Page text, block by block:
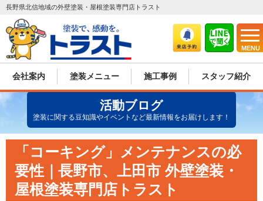
MENU
長野県北信地域の外壁塗装・屋根塗装専門店トラスト
会社案内 塗装メニュー 施工事例 スタッフ紹介
活動ブログ
塗装に関する豆知識やイベントなど最新情報をお届けします！
「コーキング」メンテナンスの必
要性｜長野市、上田市 外壁塗装・
屋根塗装専門店トラスト